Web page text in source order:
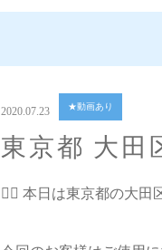
2020.07.23 ★動画あり
東京都 大田
💁‍♀️ 本日は東京都の大